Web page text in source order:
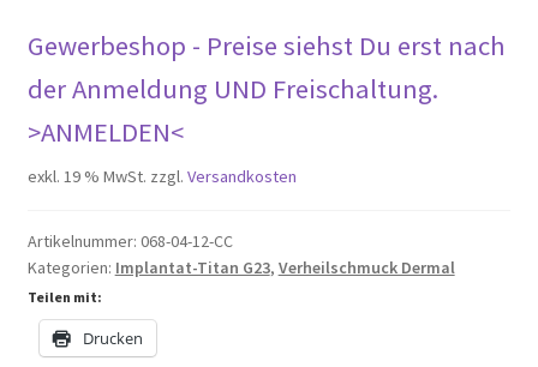
Gewerbeshop - Preise siehst Du erst nach
der Anmeldung UND Freischaltung.
>ANMELDEN<
exkl. 19 % MwSt. zzgl. Versandkosten
Artikelnummer: 068-04-12-CC
Kategorien: Implantat-Titan G23, Verheilschmuck Dermal
Teilen mit:
Drucken